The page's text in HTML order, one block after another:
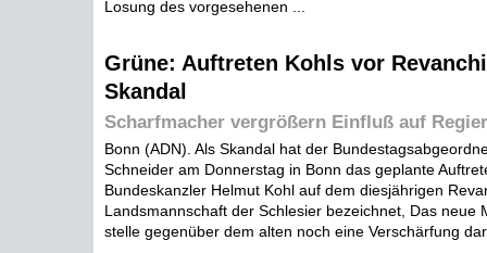
Losung des vorgesehenen ...
Grüne: Auftreten Kohls vor
Skandal
Scharfmacher vergrößern Einfluß auf
Bonn (ADN). Als Skandal hat der
Schneider am Donnerstag in Bonn das geplante
Bundeskanzler Helmut Kohl auf dem diesjährigen
Landsmannschaft der Schlesier bezeichnet, Das neue
stelle gegenüber dem alten noch eine Verschärfung